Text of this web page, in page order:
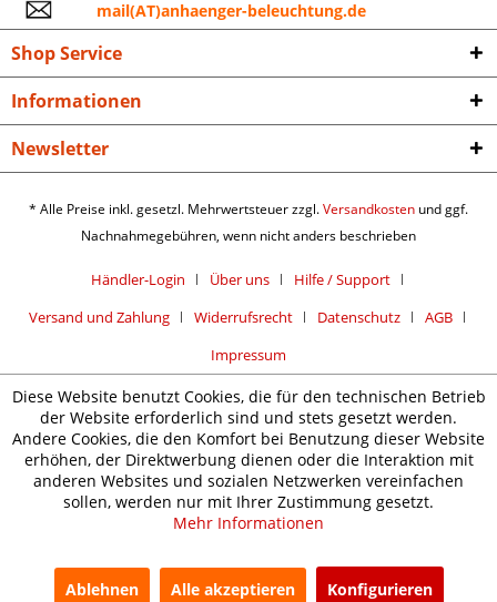
mail(AT)anhaenger-beleuchtung.de
Shop Service
Informationen
Newsletter
* Alle Preise inkl. gesetzl. Mehrwertsteuer zzgl.Versandkosten und ggf.
Nachnahmegebühren, wenn nicht anders beschrieben
Händler-Login Über uns
Hilfe / Support
Versand und Zahlung
Widerrufsrecht Datenschutz
AGB
Impressum
Diese Website benutzt Cookies, die für den technischen Betrieb
der Website erforderlich sind und stets gesetzt werden.
Andere Cookies, die den Komfort bei Benutzung dieser Website
erhöhen, der Direktwerbung dienen oder die Interaktion mit
anderen Websites und sozialen Netzwerken vereinfachen
sollen, werden nur mit Ihrer Zustimmung gesetzt.
Mehr Informationen
Ablehnen Alle akzeptieren Konfigurieren